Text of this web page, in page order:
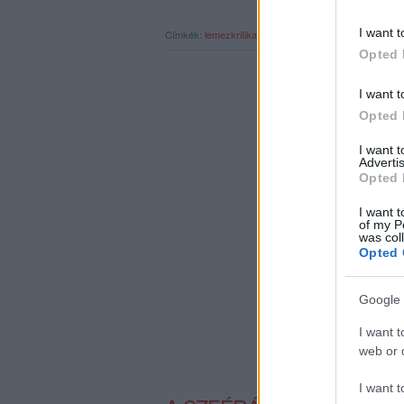
I want
Opted
I want
Opted
I want
Opted
I want
of my
was
Opted
Google
I want
web or
I want
Címkék: lemezkritika rec127